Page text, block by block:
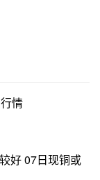
情
好 07日现铜或